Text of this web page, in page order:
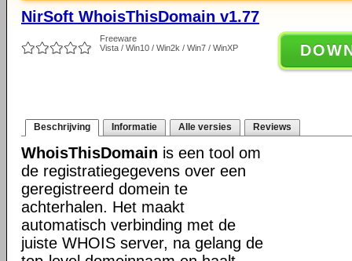
NirSoft WhoisThisDomain v1.77
Freeware
Vista / Win10 / Win2k / Win7 / WinXP
Beschrijving Informatie Alle versies Reviews
WhoisThisDomain is een tool om
de registratiegegevens over een
geregistreerd domein te
achterhalen. Het maakt
automatisch verbinding met de
juiste WHOIS server, na gelang de